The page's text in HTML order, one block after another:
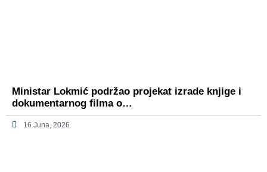
Ministar Lokmić podržao projekat izrade knjige i
dokumentarnog filma o…
16 Juna, 2026